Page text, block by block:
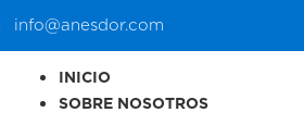
info@anesdor.com
INICIO
SOBRE NOSOTROS